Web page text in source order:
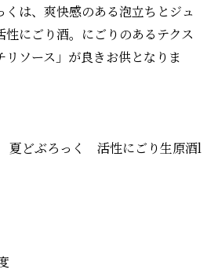
くは、爽快感のある泡立ちとジュ
にごり酒。にごりのあるテクス
ソース」が良きお供となりま
夏どぶろっく 活性にごり生原酒l